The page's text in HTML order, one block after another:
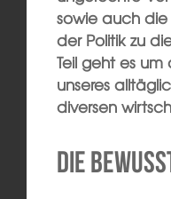
sowie auch
der Politik zu
Teil geht es
unseres
diversen
Die